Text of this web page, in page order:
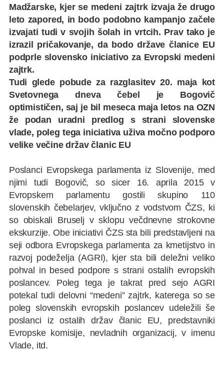
Madžarske, kjer se medeni zajtrk izvaja že drugo
leto zapored, in bodo podobno kampanjo začele
izvajati tudi v svojih šolah in vrtcih. Prav tako je
izrazil pričakovanje, da bodo države članice EU
podprle slovensko iniciativo za Evropski medeni
zajtrk.
Tudi glede pobude za razglasitev 20. maja kot
Svetovnega dneva čebel je Bogovič
optimističen, saj je bil meseca maja letos na OZN
že podan uradni predlog s strani slovenske
vlade, poleg tega iniciativa uživa močno podporo
velike večine držav članic EU
Poslanci Evropskega parlamenta iz Slovenije, med
njimi tudi Bogovič, so sicer 16. aprila 2015 v
Evropskem parlamentu gostili skupino 110
slovenskih čebelarjev, vključno z vodstvom ČZS, ki
so obiskali Bruselj v sklopu večdnevne strokovne
ekskurzije. Obe iniciativi ČZS sta bili predstavljeni na
seji odbora Evropskega parlamenta za kmetijstvo in
razvoj podeželja (AGRI), kjer sta bili deležni veliko
pohval in besed podpore s strani ostalih evropskih
poslancev. Poleg tega je takrat pred sejo AGRI
potekal tudi delovni “medeni” zajtrk, katerega so se
poleg slovenskih evropskih poslancev udeležili še
poslanci iz ostalih držav članic EU, predstavniki
Evropske komisije, nevladnih organizacij, v imenu
Vlade, itd.